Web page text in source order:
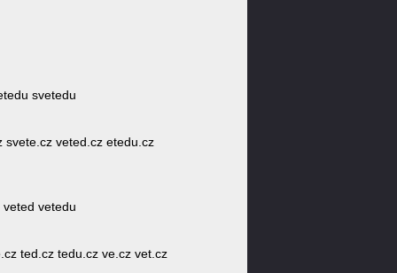
svetedu
svete.cz veted.cz etedu.cz
vetedu
ted.cz tedu.cz ve.cz vet.cz